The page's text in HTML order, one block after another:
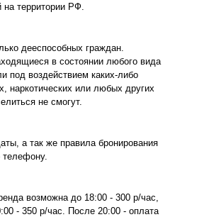
на территории РФ.
дееспособных граждан.
в состоянии любого вида
под воздействием каких-либо
наркотических или любых других
не смогут.
а так же правила бронирования
телефону.
возможна до 18:00 - 300 р/час,
- 350 р/час. После 20:00 - оплата